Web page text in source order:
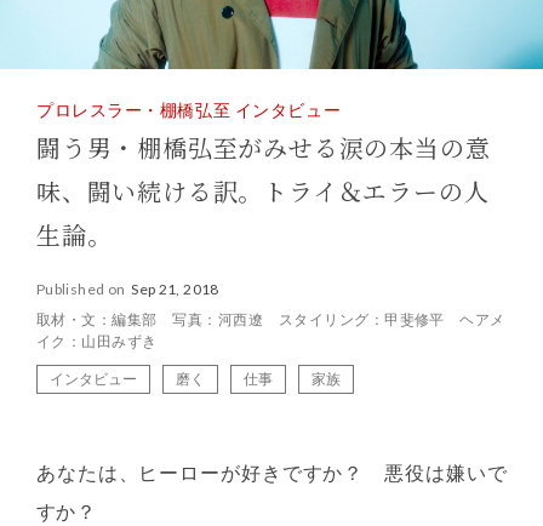
プロレスラー・棚橋弘至 インタビュー
闘う男・棚橋弘至がみせる涙の本当の意
味、闘い続ける訳。トライ＆エラーの人
生論。
Published on Sep 21, 2018
取材・文：編集部 写真：河西遼 スタイリング：甲斐修平 ヘアメ
イク：山田みずき
インタビュー 磨く 仕事 家族
あなたは、ヒーローが好きですか？ 悪役は嫌いで
すか？